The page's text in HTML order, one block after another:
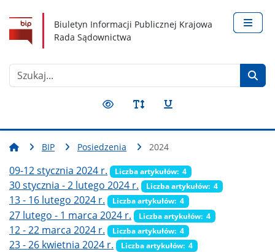
Biuletyn Informacji Publicznej Krajowa
Rada Sądownictwa
Szukaj
BIP Posiedzenia 2024
09-12 stycznia 2024 r. Liczba artykułów: 4
30 stycznia - 2 lutego 2024 r. Liczba artykułów: 4
13 - 16 lutego 2024 r. Liczba artykułów: 4
27 lutego - 1 marca 2024 r. Liczba artykułów: 4
12 - 22 marca 2024 r. Liczba artykułów: 4
23 - 26 kwietnia 2024 r. Liczba artykułów: 4